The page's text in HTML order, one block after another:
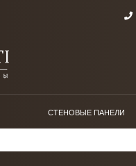
СТЕНОВЫЕ ПАНЕЛИ